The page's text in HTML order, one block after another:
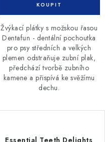
Žvýkací plátky s možskou řasou
Dentafun - dentální pochoutka
pro psy středních a velkých
plemen odstraňuje zubní plak,
předchází tvorbě zubního
kamene a přispívá ke svěžímu
dechu.
Essential Teeth Delights